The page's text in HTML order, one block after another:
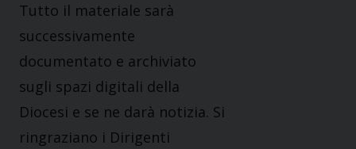
Tutto il materiale sarà
successivamente
documentato e archiviato
sugli spazi digitali della
Diocesi e se ne darà notizia. Si
ringraziano i Dirigenti